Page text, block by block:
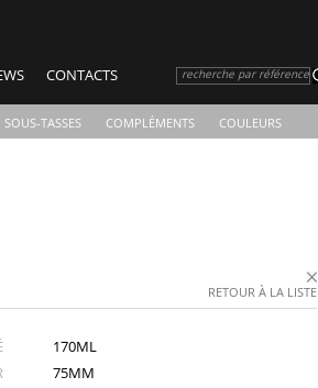
SOUS-TASSES COMPLÉMENTS COULEURS
CONTACTS recherche par référence
RETOUR À LA LISTE
170ML
75MM